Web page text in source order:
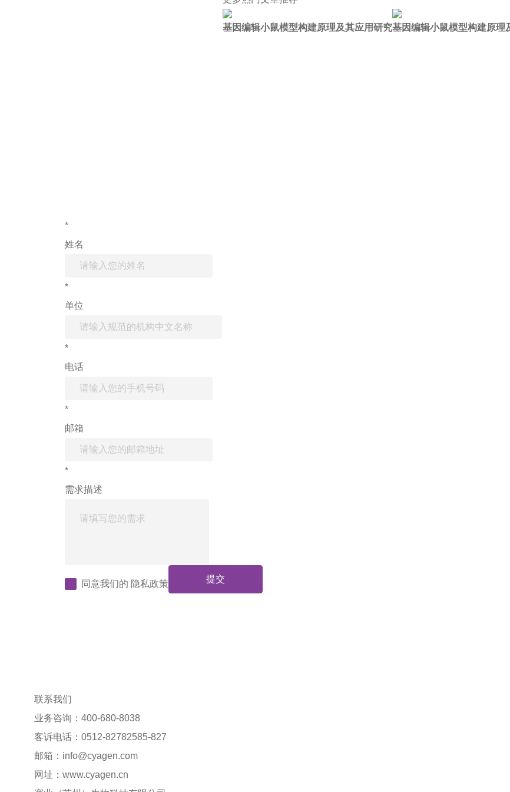
基因编辑小鼠模型构建原理及其应用研究基因编辑小鼠模型构建原理
*
姓名
*
单位
*
电话
*
邮箱
*
需求描述
同意我们的 隐私政策 提交
联系我们
业务咨询：400-680-8038
客诉电话：0512-82782585-827
邮箱： info@cyagen.com
网址： www.cyagen.cn